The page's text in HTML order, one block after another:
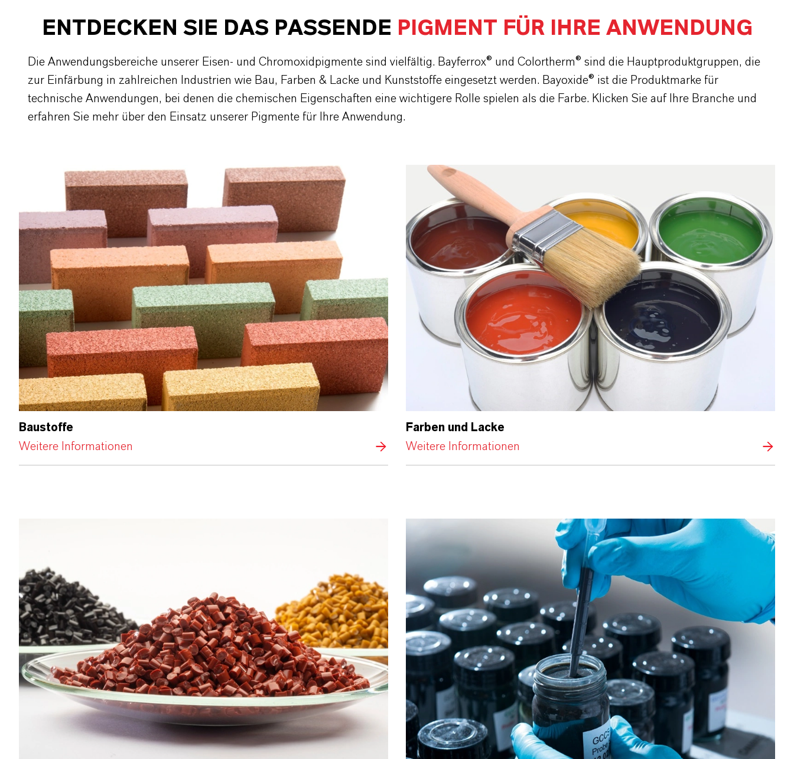
ENTDECKEN SIE DAS PASSENDE PIGMENT FÜR IHRE ANWENDUNG
Die Anwendungsbereiche unserer Eisen- und Chromoxidpigmente sind vielfältig. Bayferrox® und Colortherm® sind die Hauptproduktgruppen, die
zur Einfärbung in zahlreichen Industrien wie Bau, Farben & Lacke und Kunststoffe eingesetzt werden. Bayoxide® ist die Produktmarke für
technische Anwendungen, bei denen die chemischen Eigenschaften eine wichtigere Rolle spielen als die Farbe. Klicken Sie auf Ihre Branche und
erfahren Sie mehr über den Einsatz unserer Pigmente für Ihre Anwendung.
Baustoffe
Weitere Informationen
Farben und Lacke
Weitere Informationen